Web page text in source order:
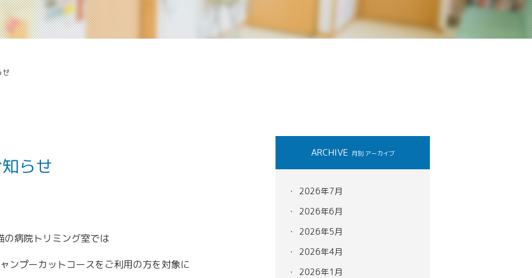
せ
らせ
の病院トリミング室では
ンプーカットコースをご利用の方を対象に
ARCHIVE 月別 アーカイブ
2026年7月
2026年6月
2026年5月
2026年4月
2026年1月